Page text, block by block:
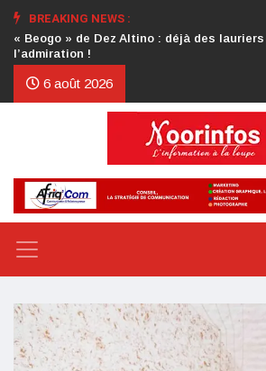
BREAKING NEWS :
Crise au CDP : l’authentification de la
d’honneur toujours attendue
6 août 2026